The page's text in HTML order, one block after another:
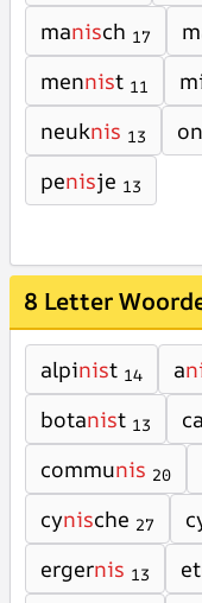
manisch 17
mennist 11
neuknis 13
penisje 13
8 Letter
alpinist 14 a
botanist 13
communis 20
cynische 27
ergernis 13 et